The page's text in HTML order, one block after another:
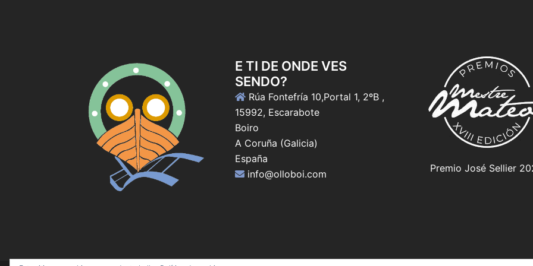
E TI DE ONDE VES
SENDO?
Rúa Fontefría 10,Portal 1, 2ºB ,
15992, Escarabote
Boiro
A Coruña (Galicia)
España
info@olloboi.com
Premio José Sellier